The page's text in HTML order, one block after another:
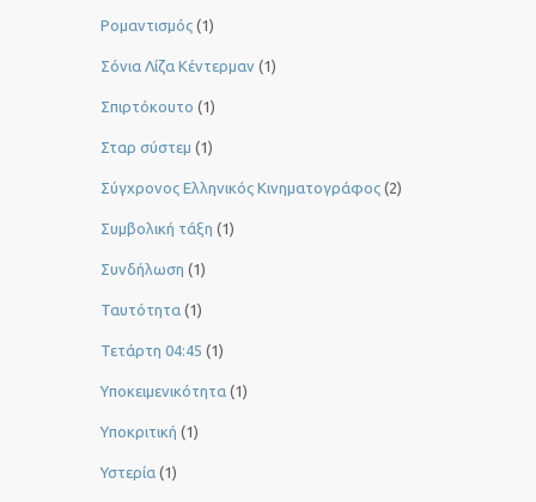
Ρομαντισμός (1)
Σόνια Λίζα Κέντερμαν (1)
Σπιρτόκουτο (1)
Σταρ σύστεμ (1)
Σύγχρονος Ελληνικός Κινηματογράφος (2)
Συμβολική τάξη (1)
Συνδήλωση (1)
Ταυτότητα (1)
Τετάρτη 04:45 (1)
Υποκειμενικότητα (1)
Υποκριτική (1)
Υστερία (1)